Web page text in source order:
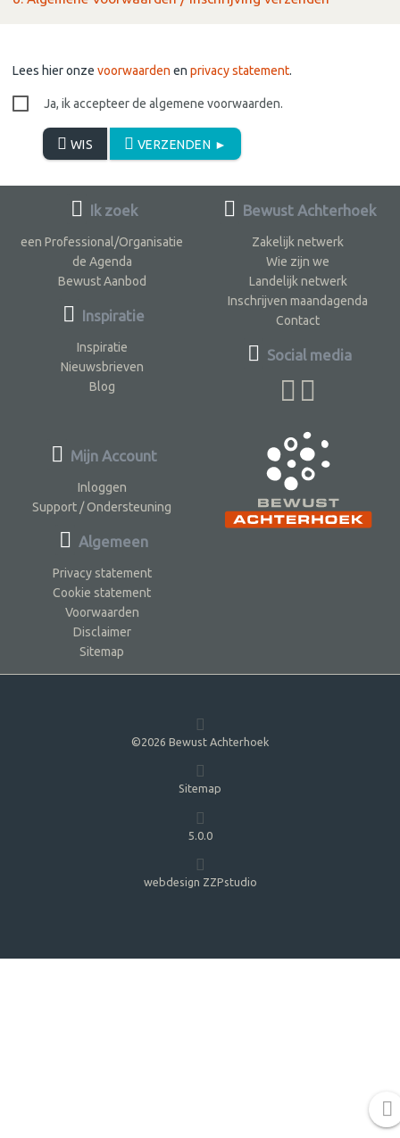
Lees hier onze voorwaarden en privacy statement.
Ja, ik accepteer de algemene voorwaarden.
WIS VERZENDEN ►
Ik zoek
een Professional/Organisatie
de Agenda
Bewust Aanbod
Inspiratie
Inspiratie
Nieuwsbrieven
Blog
Bewust Achterhoek
Zakelijk netwerk
Wie zijn we
Landelijk netwerk
Inschrijven maandagenda
Contact
Social media
Mijn Account
Inloggen
Support / Ondersteuning
Algemeen
Privacy statement
Cookie statement
Voorwaarden
Disclaimer
Sitemap
©2026 Bewust Achterhoek
Sitemap
5.0.0
webdesign ZZPstudio